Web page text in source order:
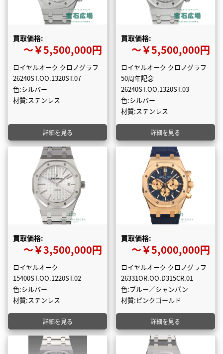
買取価格:
〜￥5,500,000円
ロイヤルオーク クロノグラフ
26240ST.OO.1320ST.07
色:シルバー
材質:ステンレス
詳細を見る
買取価格:
〜￥5,500,000円
ロイヤルオーク クロノグラフ
50周年記念
26240ST.OO.1320ST.03
色:シルバー
材質:ステンレス
詳細を見る
買取価格:
〜￥3,500,000円
ロイヤルオーク
15400ST.OO.1220ST.02
色:シルバー
材質:ステンレス
詳細を見る
買取価格:
〜￥5,000,000円
ロイヤルオーク クロノグラフ
26331OR.OO.D315CR.01
色:ブルー／シャンパン
材質:ピンクゴールド
詳細を見る